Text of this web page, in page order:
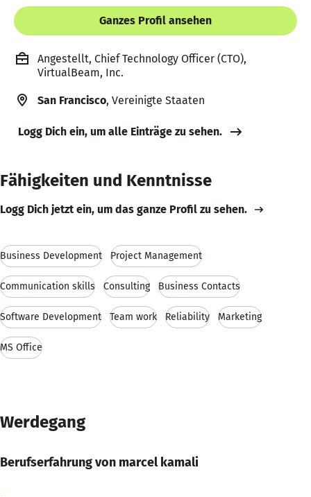
Ganzes Profil ansehen
Angestellt, Chief Technology Officer (CTO),
VirtualBeam, Inc.
San Francisco, Vereinigte Staaten
Logg Dich ein, um alle Einträge zu sehen.
Fähigkeiten und Kenntnisse
Logg Dich jetzt ein, um das ganze Profil zu sehen.
Business Development Project Management
Communication skills Consulting Business Contacts
Software Development Team work Reliability Marketing
MS Office
Werdegang
Berufserfahrung von marcel kamali